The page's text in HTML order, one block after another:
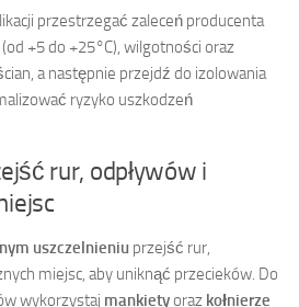
przestrzegać zaleceń producenta
(od +5 do +25°C), wilgotności oraz
a następnie przejdź do izolowania
ryzyko uszkodzeń
rur, odpływów i
uszczelnieniu przejść rur,
miejsc, aby uniknąć przecieków. Do
wykorzystaj mankietyoraz kołnierze